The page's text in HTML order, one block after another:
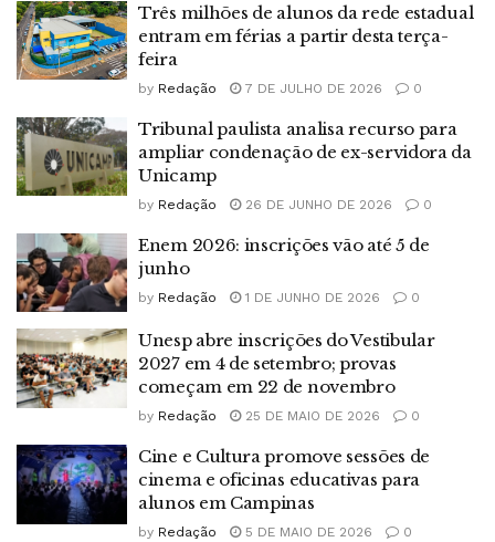
Três milhões de alunos da rede estadual
entram em férias a partir desta terça-
feira
by Redação 7 DE JULHO DE 2026 0
Tribunal paulista analisa recurso para
ampliar condenação de ex-servidora da
Unicamp
by Redação 26 DE JUNHO DE 2026 0
Enem 2026: inscrições vão até 5 de
junho
by Redação 1 DE JUNHO DE 2026 0
Unesp abre inscrições do Vestibular
2027 em 4 de setembro; provas
começam em 22 de novembro
by Redação 25 DE MAIO DE 2026 0
Cine e Cultura promove sessões de
cinema e oficinas educativas para
alunos em Campinas
by Redação 5 DE MAIO DE 2026 0